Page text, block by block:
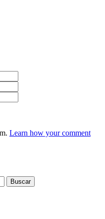
Learn how your comment